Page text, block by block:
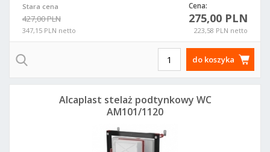
Stara cena
427,00 PLN
347,15 PLN netto
Cena:
275,00 PLN
223,58 PLN netto
do koszyka
Alcaplast stelaż podtynkowy WC
AM101/1120